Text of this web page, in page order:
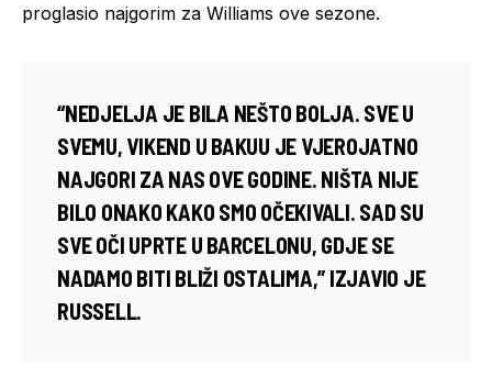
proglasio najgorim za Williams ove sezone.
“NEDJELJA JE BILA NEŠTO BOLJA. SVE U
SVEMU, VIKEND U BAKUU JE VJEROJATNO
NAJGORI ZA NAS OVE GODINE. NIŠTA NIJE
BILO ONAKO KAKO SMO OČEKIVALI. SAD SU
SVE OČI UPRTE U BARCELONU, GDJE SE
NADAMO BITI BLIŽI OSTALIMA,” IZJAVIO JE
RUSSELL.